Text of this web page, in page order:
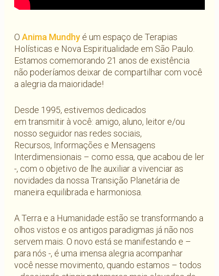
O Anima Mundhyé um espaço de Terapias
Holísticas e Nova Espiritualidade em São Paulo.
Estamos comemorando 21 anos de existência
não poderíamos deixar de compartilhar com você
a alegria da maioridade!
Desde 1995, estivemos dedicados
em transmitir à você: amigo, aluno, leitor e/ou
nosso seguidor nas redes sociais,
Recursos, Informações e Mensagens
Interdimensionais – como essa, que acabou de ler
-, com o objetivo de lhe auxiliar a vivenciar as
novidades da nossa Transição Planetária de
maneira equilibrada e harmoniosa.
A Terra e a Humanidade estão se transformando a
olhos vistos e os antigos paradigmas já não nos
servem mais. O novo está se manifestando e –
para nós -, é uma imensa alegria acompanhar
você nesse movimento, quando estamos – todos